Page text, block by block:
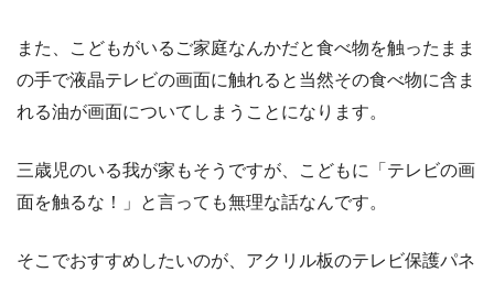
また、こどもがいるご家庭なんかだと食べ物を触ったまま
の手で液晶テレビの画面に触れると当然その食べ物に含ま
れる油が画面についてしまうことになります。
三歳児のいる我が家もそうですが、こどもに「テレビの画
面を触るな！」と言っても無理な話なんです。
そこでおすすめしたいのが、アクリル板のテレビ保護パネ